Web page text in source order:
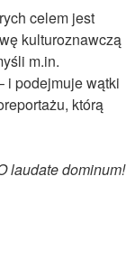
celem jest
kulturoznawczą
m.in.
i podejmuje wątki
którą
laudate dominum!